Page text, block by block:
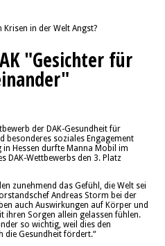
Krisen in der Welt Angst?
"Gesichter für
der DAK-Gesundheit für
besonderes soziales Engagement
Hessen durfte Manna Mobil im
DAK-Wettbewerbs den 3. Platz
zunehmend das Gefühl, die Welt sei
Andreas Storm bei der
auch Auswirkungen auf Körper und
ihren Sorgen allein gelassen fühlen.
so wichtig, weil dies den
die Gesundheit fördert.“